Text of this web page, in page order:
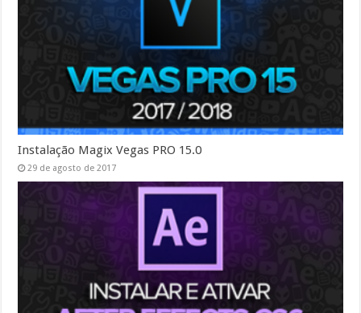
Instalação Magix Vegas PRO 15.0
29 de agosto de 2017